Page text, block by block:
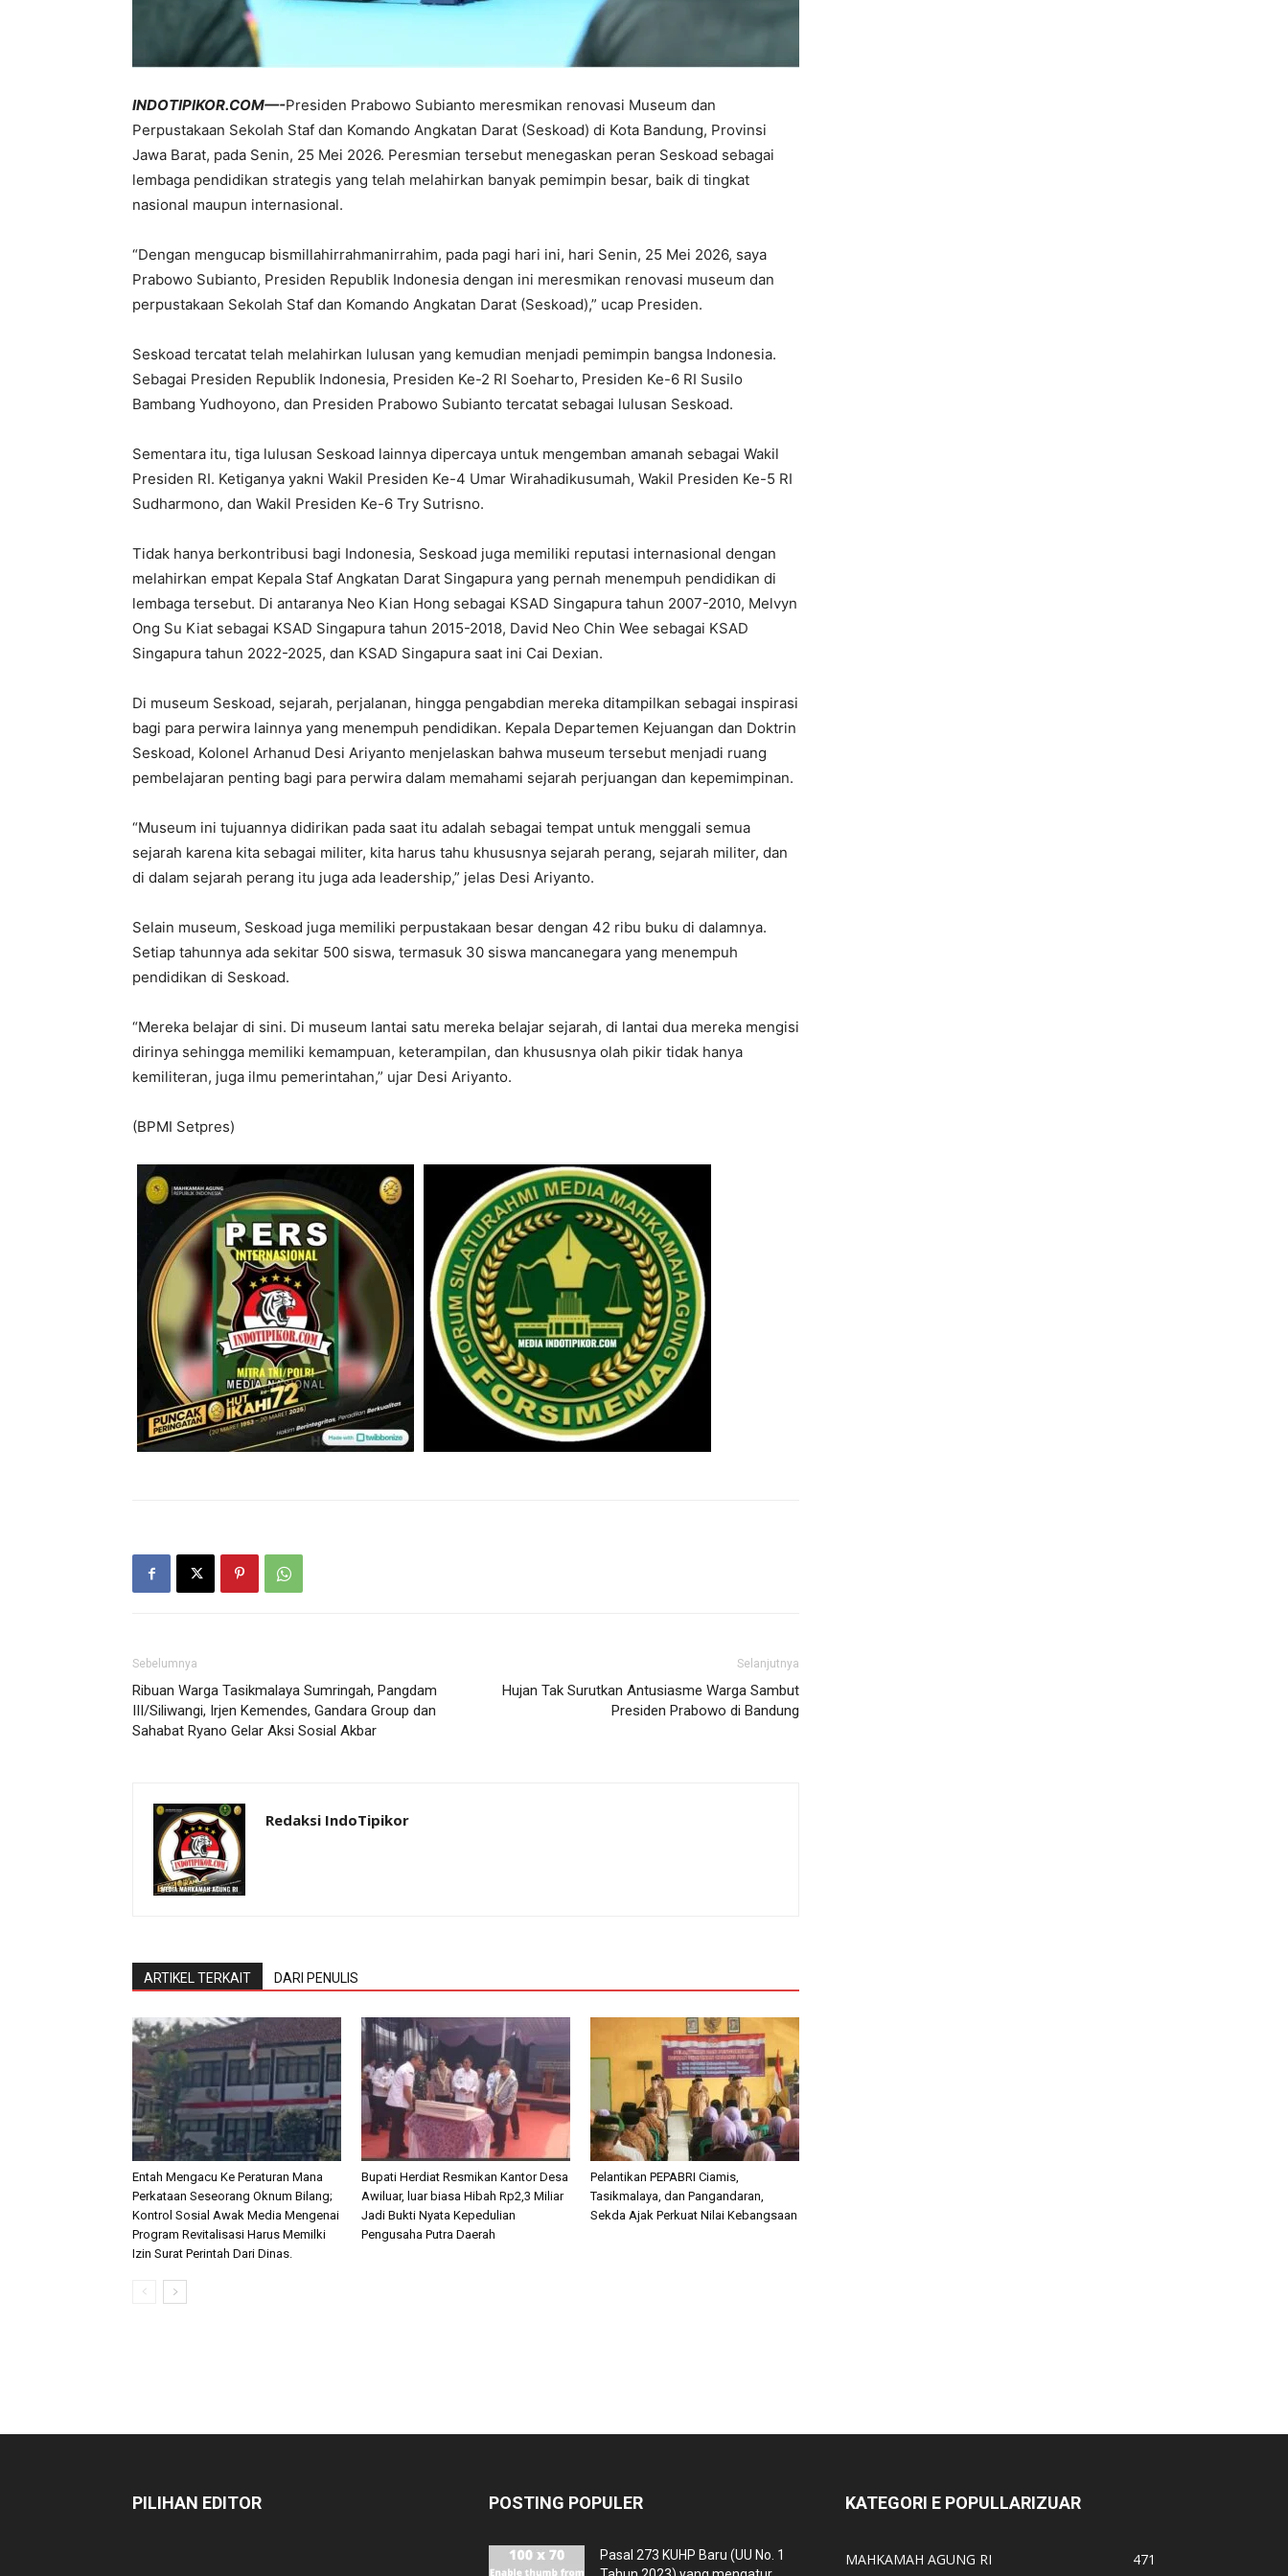
I've read and accept thePrivacy Policy
INDOTIPIKOR.COM—-Presiden Prabowo Subianto meresmikan renovasi Museum dan
Perpustakaan Sekolah Staf dan Komando Angkatan Darat (Seskoad) di Kota Bandung, Provinsi
Jawa Barat, pada Senin, 25 Mei 2026. Peresmian tersebut menegaskan peran Seskoad sebagai
lembaga pendidikan strategis yang telah melahirkan banyak pemimpin besar, baik di tingkat
nasional maupun internasional.
“Dengan mengucap bismillahirrahmanirrahim, pada pagi hari ini, hari Senin, 25 Mei 2026, saya
Prabowo Subianto, Presiden Republik Indonesia dengan ini meresmikan renovasi museum dan
perpustakaan Sekolah Staf dan Komando Angkatan Darat (Seskoad),” ucap Presiden.
Seskoad tercatat telah melahirkan lulusan yang kemudian menjadi pemimpin bangsa Indonesia.
Sebagai Presiden Republik Indonesia, Presiden Ke-2 RI Soeharto, Presiden Ke-6 RI Susilo
Bambang Yudhoyono, dan Presiden Prabowo Subianto tercatat sebagai lulusan Seskoad.
Sementara itu, tiga lulusan Seskoad lainnya dipercaya untuk mengemban amanah sebagai Wakil
Presiden RI. Ketiganya yakni Wakil Presiden Ke-4 Umar Wirahadikusumah, Wakil Presiden Ke-5 RI
Sudharmono, dan Wakil Presiden Ke-6 Try Sutrisno.
Tidak hanya berkontribusi bagi Indonesia, Seskoad juga memiliki reputasi internasional dengan
melahirkan empat Kepala Staf Angkatan Darat Singapura yang pernah menempuh pendidikan di
lembaga tersebut. Di antaranya Neo Kian Hong sebagai KSAD Singapura tahun 2007-2010, Melvyn
Ong Su Kiat sebagai KSAD Singapura tahun 2015-2018, David Neo Chin Wee sebagai KSAD
Singapura tahun 2022-2025, dan KSAD Singapura saat ini Cai Dexian.
Di museum Seskoad, sejarah, perjalanan, hingga pengabdian mereka ditampilkan sebagai inspirasi
bagi para perwira lainnya yang menempuh pendidikan. Kepala Departemen Kejuangan dan Doktrin
Seskoad, Kolonel Arhanud Desi Ariyanto menjelaskan bahwa museum tersebut menjadi ruang
pembelajaran penting bagi para perwira dalam memahami sejarah perjuangan dan kepemimpinan.
“Museum ini tujuannya didirikan pada saat itu adalah sebagai tempat untuk menggali semua
sejarah karena kita sebagai militer, kita harus tahu khususnya sejarah perang, sejarah militer, dan
di dalam sejarah perang itu juga ada leadership,” jelas Desi Ariyanto.
Selain museum, Seskoad juga memiliki perpustakaan besar dengan 42 ribu buku di dalamnya.
Setiap tahunnya ada sekitar 500 siswa, termasuk 30 siswa mancanegara yang menempuh
pendidikan di Seskoad.
“Mereka belajar di sini. Di museum lantai satu mereka belajar sejarah, di lantai dua mereka mengisi
dirinya sehingga memiliki kemampuan, keterampilan, dan khususnya olah pikir tidak hanya
kemiliteran, juga ilmu pemerintahan,” ujar Desi Ariyanto.
(BPMI Setpres)
Sebelumnya
Ribuan Warga Tasikmalaya Sumringah, Pangdam
III/Siliwangi, Irjen Kemendes, Gandara Group dan
Sahabat Ryano Gelar Aksi Sosial Akbar
Selanjutnya
Hujan Tak Surutkan Antusiasme Warga Sambut
Presiden Prabowo di Bandung
Redaksi IndoTipikor
ARTIKEL TERKAIT DARI PENULIS
Entah Mengacu Ke Peraturan Mana
Perkataan Seseorang Oknum Bilang;
Kontrol Sosial Awak Media Mengenai
Program Revitalisasi Harus Memilki
Izin Surat Perintah Dari Dinas.
Bupati Herdiat Resmikan Kantor Desa
Awiluar, luar biasa Hibah Rp2,3 Miliar
Jadi Bukti Nyata Kepedulian
Pengusaha Putra Daerah
Pelantikan PEPABRI Ciamis,
Tasikmalaya, dan Pangandaran,
Sekda Ajak Perkuat Nilai Kebangsaan
PILIHAN EDITOR POSTING POPULER
Pasal 273 KUHP Baru (UU No. 1
KATEGORI E POPULLARIZUAR
MAHKAMAH AGUNG RI 471